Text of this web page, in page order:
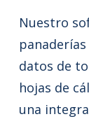
Nuestro
datos de
hojas de
una